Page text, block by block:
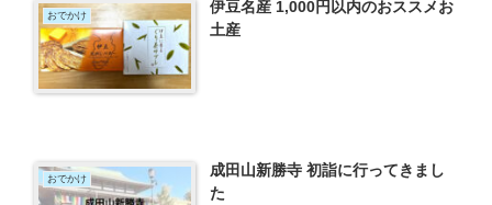
おでかけ
伊豆名産 1,000円以内のおススメお
土産
おでかけ
成田山新勝寺 初詣に行ってきまし
た